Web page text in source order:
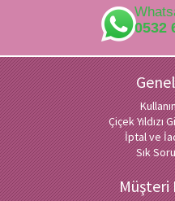
0532
Çiçek Yıldızı
İptal ve
Sık
Müşteri